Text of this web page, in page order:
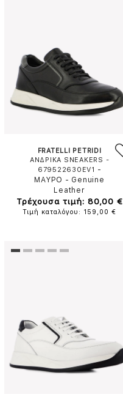
FRATELLI PETRIDI
ΑΝΔΡΙΚΑ SNEAKERS -
679522630EV1 -
ΜΑΥΡΟ - Genuine
Leather
Τρέχουσα τιμή: 80,00 €
Τιμή καταλόγου: 159,00 €